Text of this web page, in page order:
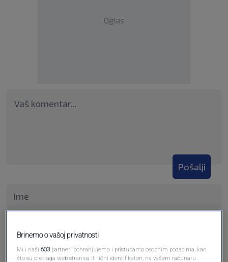
Oglas
Pošalji
Pošalji komentar
Brinemo o vašoj privatnosti
Mi i naši603 partneri pohranjujemo i pristupamo osobnim podacima, kao
što su pretraga web stranica ili lični identifikatori, na vašem računaru .